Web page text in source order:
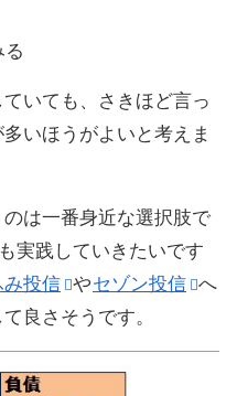
る
いても、さきほど言っ
いほうがよいと考えま
は一番身近な選択肢で
実践していきたいです
み投信 やセゾン投信 へ
良さそうです。